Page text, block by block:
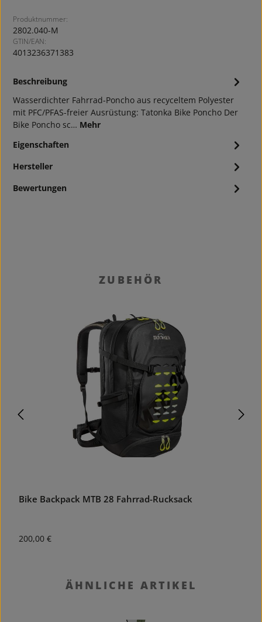
Produktnummer:
2802.040-M
GTIN/EAN:
4013236371383
Beschreibung
Wasserdichter Fahrrad-Poncho aus recyceltem Polyester
mit PFC/PFAS-freier Ausrüstung: Tatonka Bike Poncho Der
Bike Poncho sc… Mehr
Eigenschaften
Hersteller
Bewertungen
Produktgalerie überspringenZUBEHÖR
Bike Backpack MTB 28 Fahrrad-Rucksack
Regulärer Preis:
200,00 €
Produktgalerie überspringen
ÄHNLICHE ARTIKEL